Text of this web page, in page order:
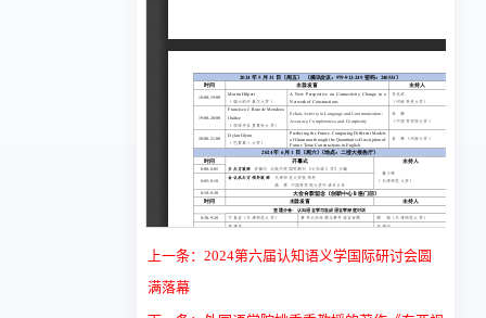
上一条：2024第六届认知语义学国际研讨会圆
满落幕